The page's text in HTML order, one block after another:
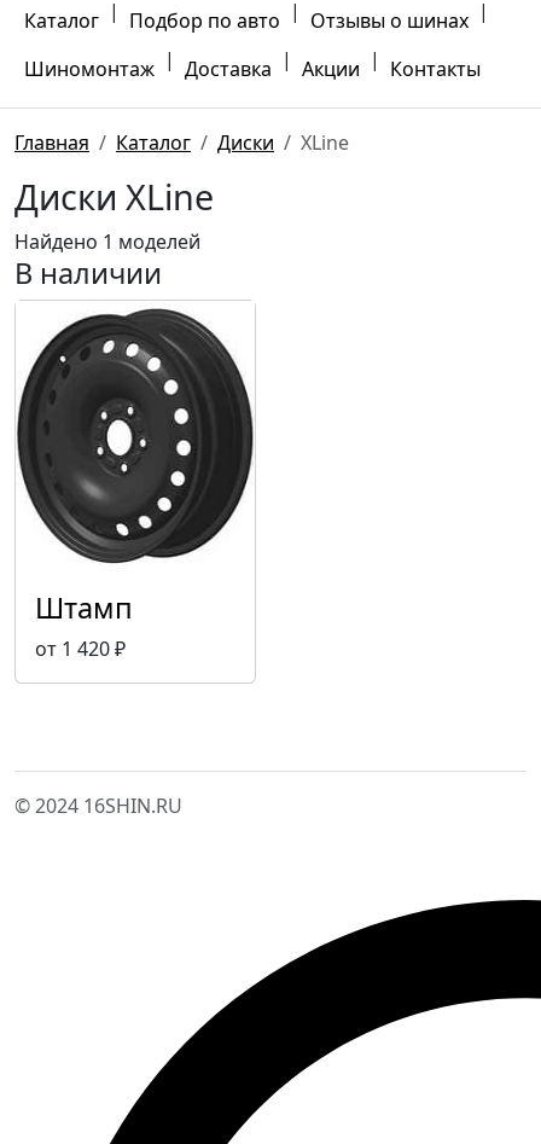
Каталог | Подбор по авто | Отзывы о шинах |
Шиномонтаж | Доставка | Акции | Контакты
Главная Каталог Диски XLine
Диски XLine
Найдено 1 моделей
В наличии
Штамп
от 1 420 ₽
© 2024 16SHIN.RU